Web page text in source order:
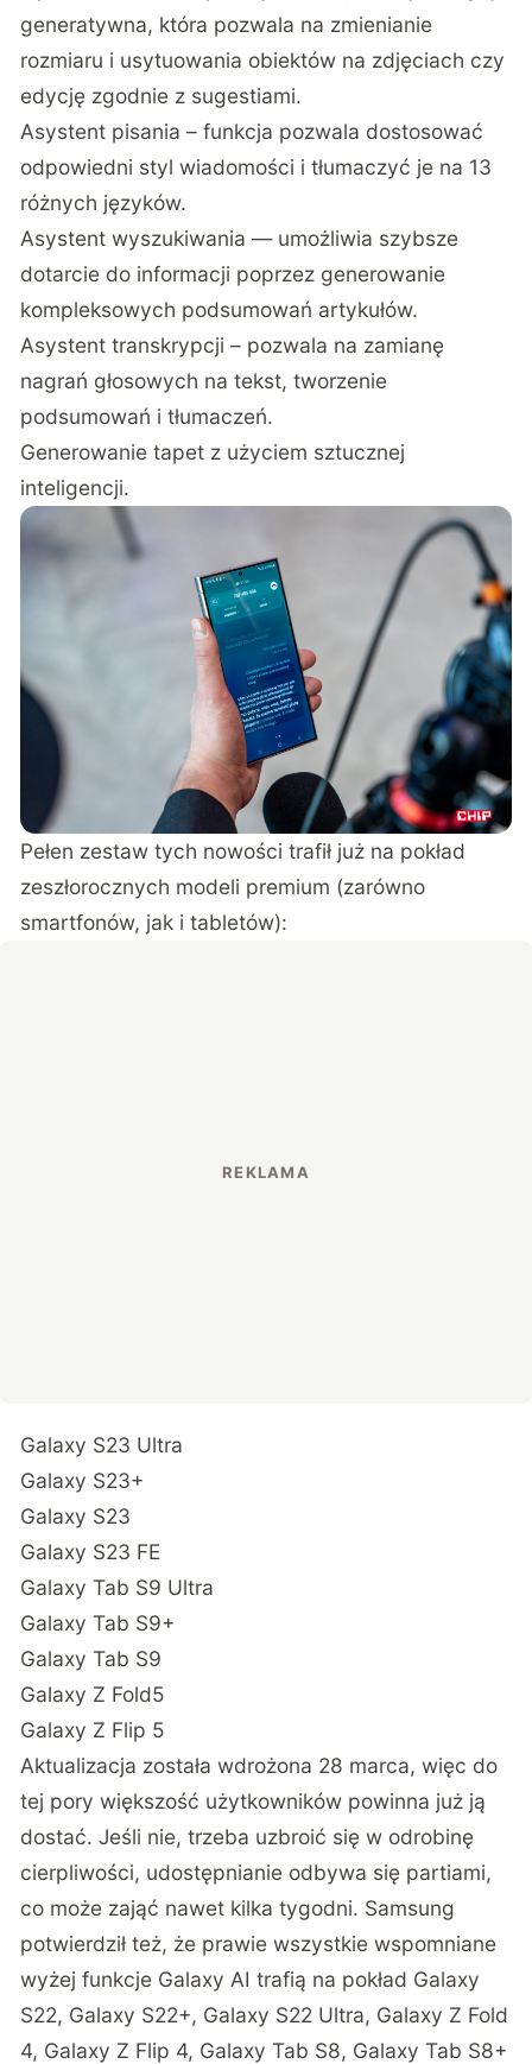
generatywna, która pozwala na zmienianie
rozmiaru i usytuowania obiektów na zdjęciach czy
edycję zgodnie z sugestiami.
Asystent pisania – funkcja pozwala dostosować
odpowiedni styl wiadomości i tłumaczyć je na 13
różnych języków.
Asystent wyszukiwania — umożliwia szybsze
dotarcie do informacji poprzez generowanie
kompleksowych podsumowań artykułów.
Asystent transkrypcji – pozwala na zamianę
nagrań głosowych na tekst, tworzenie
podsumowań i tłumaczeń.
Generowanie tapet z użyciem sztucznej
inteligencji.
Pełen zestaw tych nowości trafił już na pokład
zeszłorocznych modeli premium (zarówno
smartfonów, jak i tabletów):
Galaxy S23 Ultra
Galaxy S23+
Galaxy S23
Galaxy S23 FE
Galaxy Tab S9 Ultra
Galaxy Tab S9+
Galaxy Tab S9
Galaxy Z Fold5
Galaxy Z Flip 5
Aktualizacja została wdrożona 28 marca, więc do
tej pory większość użytkowników powinna już ją
dostać. Jeśli nie, trzeba uzbroić się w odrobinę
cierpliwości, udostępnianie odbywa się partiami,
co może zająć nawet kilka tygodni. Samsung
potwierdził też, że prawie wszystkie wspomniane
wyżej funkcje Galaxy AI trafią na pokład Galaxy
S22, Galaxy S22+, Galaxy S22 Ultra, Galaxy Z Fold
4, Galaxy Z Flip 4, Galaxy Tab S8, Galaxy Tab S8+